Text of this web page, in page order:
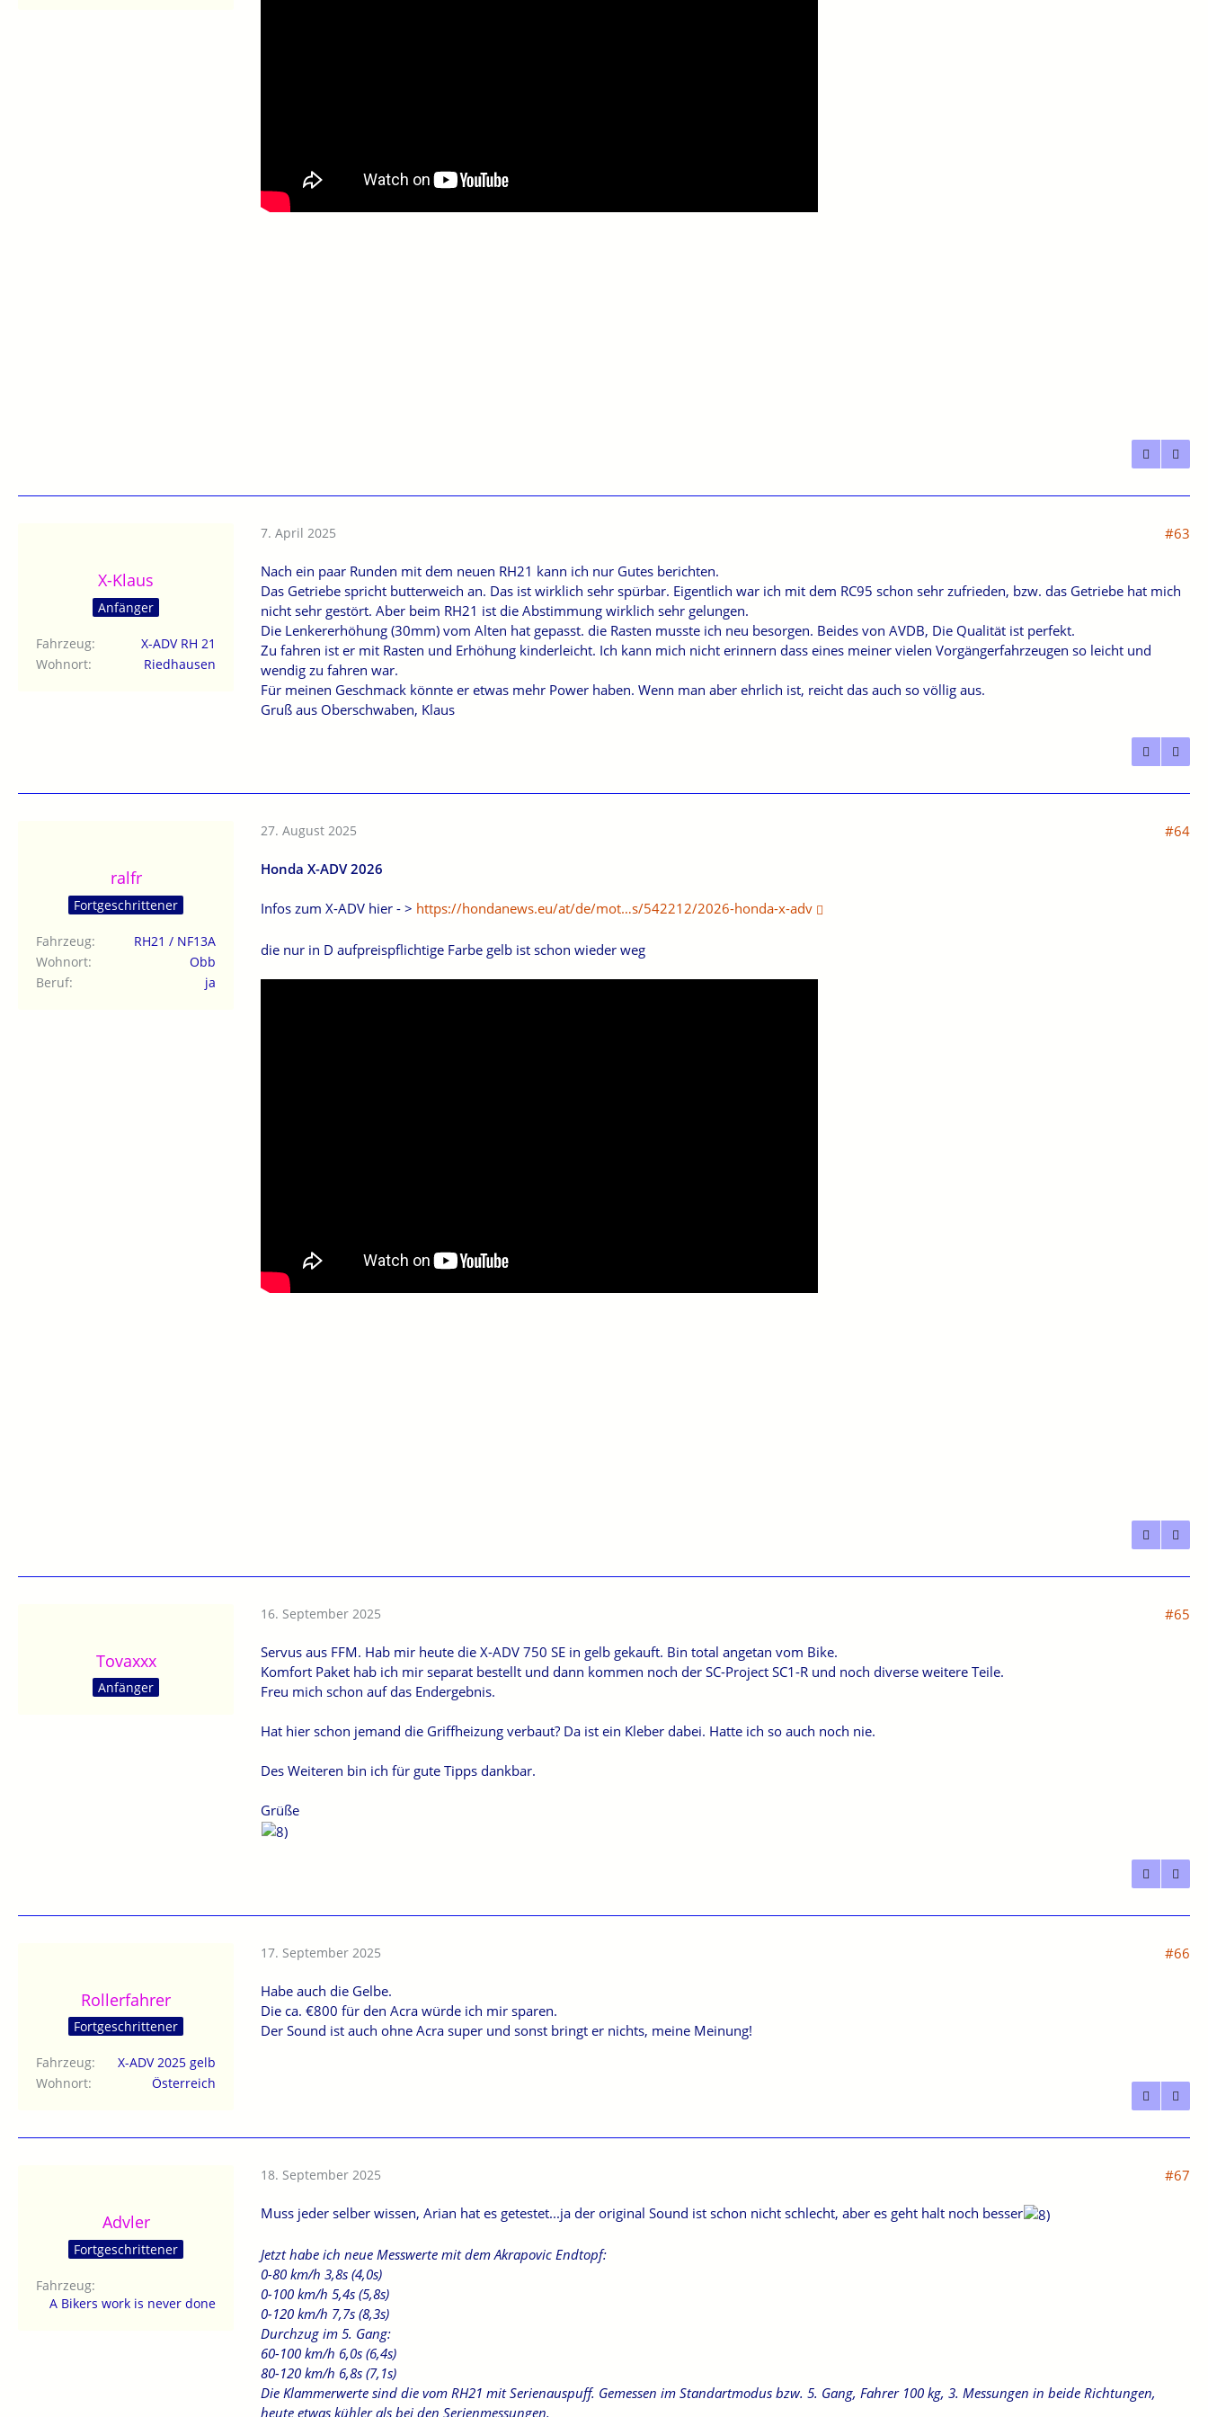
X-Klaus
Anfänger
Fahrzeug
X-ADV RH 21
Wohnort
Riedhausen
7. April 2025 #63
Nach ein paar Runden mit dem neuen RH21 kann ich nur Gutes berichten.
Das Getriebe spricht butterweich an. Das ist wirklich sehr spürbar. Eigentlich war ich mit dem RC95 schon sehr zufrieden, bzw. das Getriebe hat mich
nicht sehr gestört. Aber beim RH21 ist die Abstimmung wirklich sehr gelungen.
Die Lenkererhöhung (30mm) vom Alten hat gepasst. die Rasten musste ich neu besorgen. Beides von AVDB, Die Qualität ist perfekt.
Zu fahren ist er mit Rasten und Erhöhung kinderleicht. Ich kann mich nicht erinnern dass eines meiner vielen Vorgängerfahrzeugen so leicht und
wendig zu fahren war.
Für meinen Geschmack könnte er etwas mehr Power haben. Wenn man aber ehrlich ist, reicht das auch so völlig aus.
Gruß aus Oberschwaben, Klaus
ralfr
Fortgeschrittener
Fahrzeug
RH21 / NF13A
Wohnort
Obb
Beruf
ja
27. August 2025 #64
Honda X-ADV 2026
Infos zum X-ADV hier - > https://hondanews.eu/at/de/mot…s/542212/2026-honda-x-adv
die nur in D aufpreispflichtige Farbe gelb ist schon wieder weg
Tovaxxx
Anfänger
16. September 2025 #65
Servus aus FFM. Hab mir heute die X-ADV 750 SE in gelb gekauft. Bin total angetan vom Bike.
Komfort Paket hab ich mir separat bestellt und dann kommen noch der SC-Project SC1-R und noch diverse weitere Teile.
Freu mich schon auf das Endergebnis.
Hat hier schon jemand die Griffheizung verbaut? Da ist ein Kleber dabei. Hatte ich so auch noch nie.
Des Weiteren bin ich für gute Tipps dankbar.
Grüße
Rollerfahrer
Fortgeschrittener
Fahrzeug
X-ADV 2025 gelb
Wohnort
Österreich
17. September 2025 #66
Habe auch die Gelbe.
Die ca. €800 für den Acra würde ich mir sparen.
Der Sound ist auch ohne Acra super und sonst bringt er nichts, meine Meinung!
Advler
Fortgeschrittener
Fahrzeug
A Bikers work is never done
18. September 2025 #67
Muss jeder selber wissen, Arian hat es getestet...ja der original Sound ist schon nicht schlecht, aber es geht halt noch besser
Jetzt habe ich neue Messwerte mit dem Akrapovic Endtopf:
0-80 km/h 3,8s (4,0s)
0-100 km/h 5,4s (5,8s)
0-120 km/h 7,7s (8,3s)
Durchzug im 5. Gang:
60-100 km/h 6,0s (6,4s)
80-120 km/h 6,8s (7,1s)
Die Klammerwerte sind die vom RH21 mit Serienauspuff. Gemessen im Standartmodus bzw. 5. Gang, Fahrer 100 kg, 3. Messungen in beide Richtungen,
heute etwas kühler als bei den Serienmessungen.